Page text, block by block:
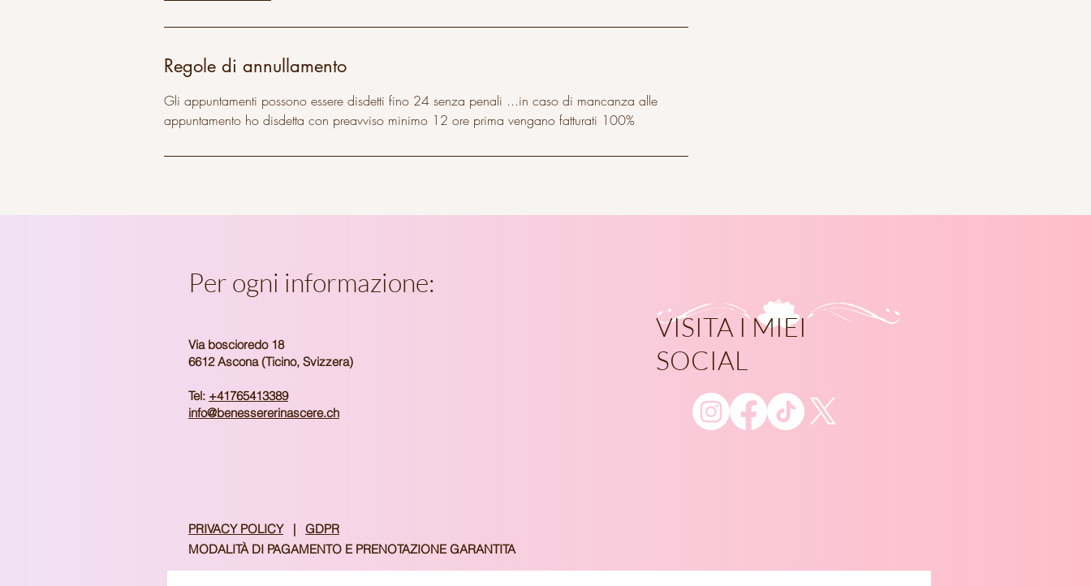
i
Regole di annullamento
Gli appuntamenti possono essere disdetti fino 24 senza penali ...in caso di mancanza alle
appuntamento ho disdetta con preavviso minimo 12 ore prima vengano fatturati 100%
Via boscioredo 18
6612 Ascona (Ticino, Svizzera)
Tel: +41765413389
info@benessererinascere.ch
​PRIVACY POLICY| GDPR
MODALITÀ DI PAGAMENTO E PRENOTAZIONE GARANTITA
VISITA I MIEI
SOCIAL
Per ogni informazione: